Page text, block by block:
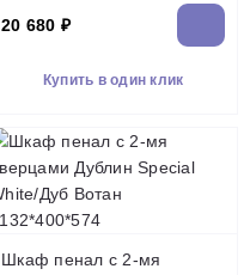
20 680 ₽
Купить в один клик
Шкаф пенал с 2-мя